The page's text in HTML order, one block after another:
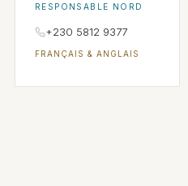
RESPONSABLE NORD
+230 5812 9377
FRANÇAIS & ANGLAIS